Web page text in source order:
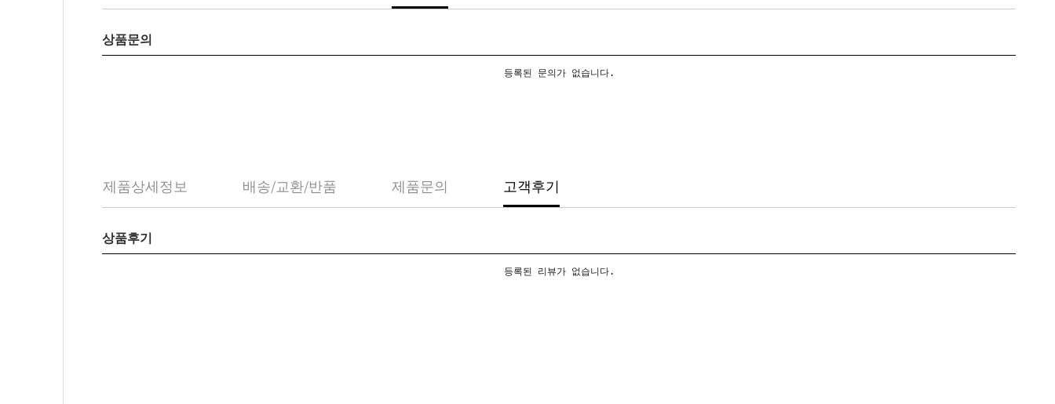
상품문의
등록된 문의가 없습니다.
제품상세정보 배송/교환/반품 제품문의 고객후기
상품후기
등록된 리뷰가 없습니다.